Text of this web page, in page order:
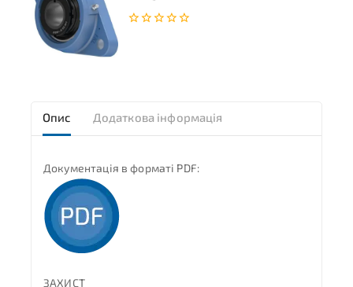
Опис Додаткова інформація
Документація в форматі PDF:
ЗАХИСТ